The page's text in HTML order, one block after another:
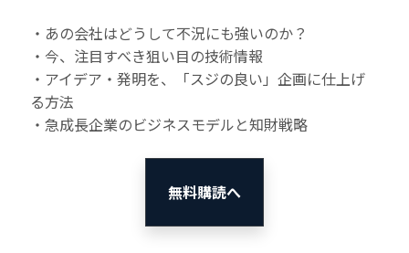
・あの会社はどうして不況にも強いのか？
・今、注目すべき狙い目の技術情報
・アイデア・発明を、「スジの良い」企画に仕上げ
る方法
・急成長企業のビジネスモデルと知財戦略
無料購読へ